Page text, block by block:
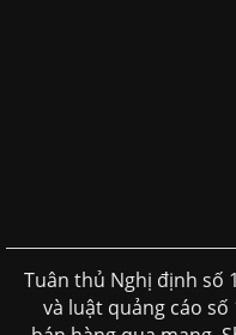
Tuân thủ Nghị định số
và luật quảng cáo